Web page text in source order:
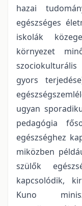
hazai
egészséges
iskolák
környezet
gyors
ugyan
pedagógia
egészséghez
miközben
szülők
kapcsolódik,
Kuno